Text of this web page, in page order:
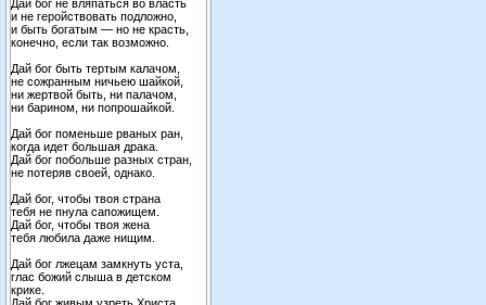
Дай бог не вляпаться во власть
и не геройствовать подложно,
и быть богатым — но не красть,
конечно, если так возможно.
Дай бог быть тертым калачом,
не сожранным ничьею шайкой,
ни жертвой быть, ни палачом,
ни барином, ни попрошайкой.
Дай бог поменьше рваных ран,
когда идет большая драка.
Дай бог побольше разных стран,
не потеряв своей, однако.
Дай бог, чтобы твоя страна
тебя не пнула сапожищем.
Дай бог, чтобы твоя жена
тебя любила даже нищим.
Дай бог лжецам замкнуть уста,
глас божий слыша в детском
крике.